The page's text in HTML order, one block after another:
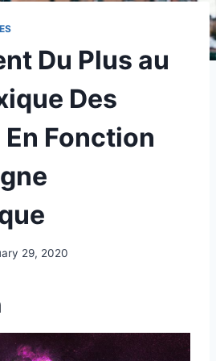
Du Plus au
Des
Fonction
29, 2020